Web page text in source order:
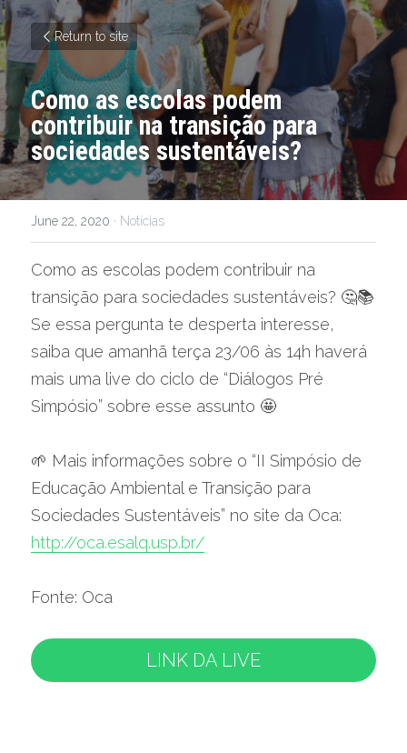
Return to site
Como as escolas podem
contribuir na transição para
sociedades sustentáveis?
June 22, 2020 · Notícias
Como as escolas podem contribuir na
transição para sociedades sustentáveis? 🤔📚
Se essa pergunta te desperta interesse,
saiba que amanhã terça 23/06 às 14h haverá
mais uma live do ciclo de “Diálogos Pré
Simpósio” sobre esse assunto 🤩
🌱 Mais informações sobre o “II Simpósio de
Educação Ambiental e Transição para
http://oca.esalq.usp.br/
Fonte: Oca
LINK DA LIVE